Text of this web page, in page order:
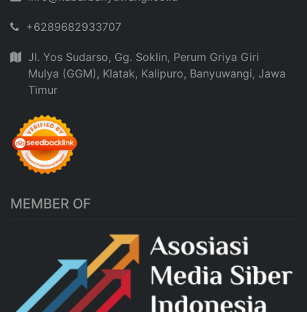
+6289682933707
Jl. Yos Sudarso, Gg. Soklin, Perum Griya Giri
Mulya (GGM), Klatak, Kalipuro, Banyuwangi, Jawa
Timur
MEMBER OF